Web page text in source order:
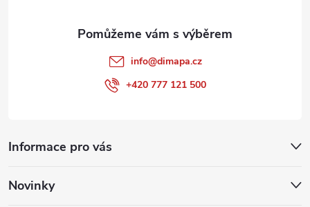
Informace pro vás
Novinky
info@dimapa.cz
+420 777 121 500